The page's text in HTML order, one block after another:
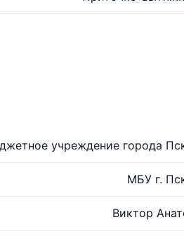
учреждение города
МБУ г.
Виктор